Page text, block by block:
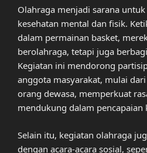
Olahraga menjadi sarana
kesehatan mental dan fisik.
dalam permainan basket,
berolahraga, tetapi juga
Kegiatan ini mendorong
anggota masyarakat, mulai
orang dewasa, memperkuat
mendukung dalam pencapaian
Selain itu, kegiatan olahraga
dengan acara-acara sosial,